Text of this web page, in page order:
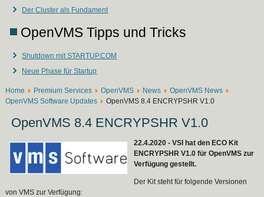
Der Cluster als Fundament
OpenVMS Tipps und Tricks
Shutdown mit STARTUP.COM
Neue Phase für Startup
Home Premium Services OpenVMS News
OpenVMS News
OpenVMS Software Updates
OpenVMS 8.4 ENCRYPSHR V1.0
OpenVMS 8.4 ENCRYPSHR V1.0
22.4.2020 - VSI hat den ECO Kit
ENCRYPSHR V1.0 für OpenVMS zur
Verfügung gestellt.
Der Kit steht für folgende Versionen
von VMS zur Verfügung: